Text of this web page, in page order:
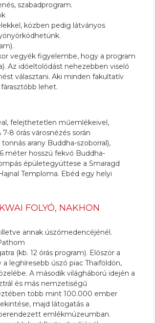
szabadprogram.
közben pedig látványos
vegyék figyelembe, hogy a program
Az időeltolódást nehezebben viselő
választani. Aki minden fakultatív
lehet.
felejthetetlen műemlékeivel,
8 órás városnézés során
arany Buddha-szoborral),
méter hosszú fekvő Buddha-
épületegyüttese a Smaragd
Temploma. Ebéd egy helyi
FOLYÓ, NAKHON
annak úszómedencéjénél.
(kb. 12 órás program). Először a
leghíresebb úszó piac Thaiföldön,
A második világháború idején a
és más nemzetiségű
több mint 100.000 ember
majd látogatás a
emlékmúzeumban.